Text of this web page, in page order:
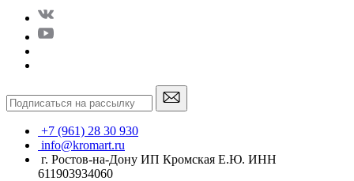
+7 (961) 28 30 930
info@kromart.ru
г. Ростов-на-Дону ИП Кромская Е.Ю. ИНН
611903934060